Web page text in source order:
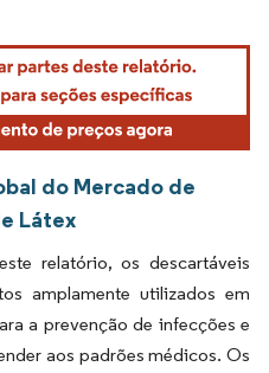
do Mercado de
Látex
relatório, os descartáveis
amplamente utilizados em
a prevenção de infecções e
aos padrões médicos. Os